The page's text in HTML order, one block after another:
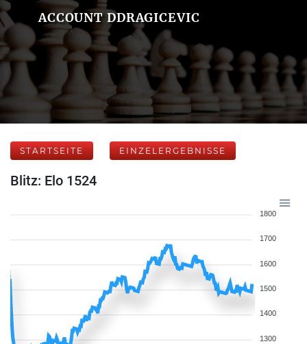
ACCOUNT DDRAGICEVIC
STARTSEITE EINZELERGEBNISSE
Blitz: Elo 1524
1800
1700
1600
1500
1400
1300